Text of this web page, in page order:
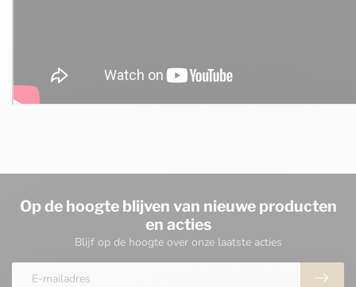
Op de hoogte blijven van nieuwe producten
en acties
Blijf op de hoogte over onze laatste acties